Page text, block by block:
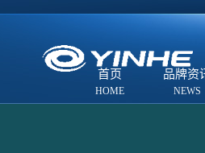
首页 品牌资